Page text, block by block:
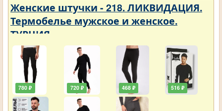
Женские штучки - 218. ЛИКВИДАЦИЯ.
Термобелье мужское и женское.
ТУРЦИЯ
780 ₽ 720 ₽ 468 ₽ 516 ₽